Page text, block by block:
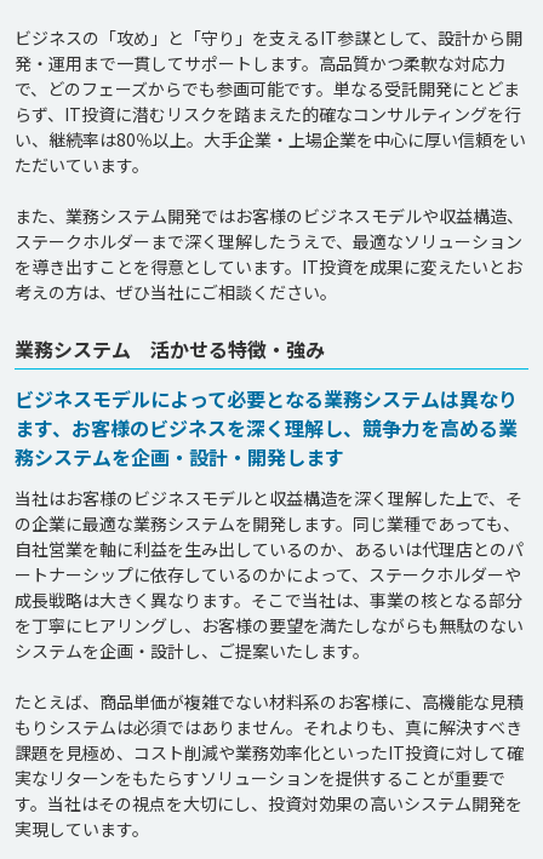
ビジネスの「攻め」と「守り」を支えるIT参謀として、設計から開
発・運用まで一貫してサポートします。高品質かつ柔軟な対応力
で、どのフェーズからでも参画可能です。単なる受託開発にとどま
らず、IT投資に潜むリスクを踏まえた的確なコンサルティングを行
い、継続率は80％以上。大手企業・上場企業を中心に厚い信頼をい
ただいています。
また、業務システム開発ではお客様のビジネスモデルや収益構造、
ステークホルダーまで深く理解したうえで、最適なソリューション
を導き出すことを得意としています。IT投資を成果に変えたいとお
業務システム 活かせる特徴・強み
ビジネスモデルによって必要となる業務システムは異なり
ます、お客様のビジネスを深く理解し、競争力を高める業
務システムを企画・設計・開発します
当社はお客様のビジネスモデルと収益構造を深く理解した上で、そ
の企業に最適な業務システムを開発します。同じ業種であっても、
自社営業を軸に利益を生み出しているのか、あるいは代理店とのパ
ートナーシップに依存しているのかによって、ステークホルダーや
成長戦略は大きく異なります。そこで当社は、事業の核となる部分
を丁寧にヒアリングし、お客様の要望を満たしながらも無駄のない
システムを企画・設計し、ご提案いたします。
たとえば、商品単価が複雑でない材料系のお客様に、高機能な見積
もりシステムは必須ではありません。それよりも、真に解決すべき
課題を見極め、コスト削減や業務効率化といったIT投資に対して確
実なリターンをもたらすソリューションを提供することが重要で
す。当社はその視点を大切にし、投資対効果の高いシステム開発を
実現しています。